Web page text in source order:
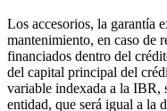
Los accesorios, la garantía
mantenimiento, en caso de
financiados dentro del
del capital principal del
variable indexada a la IBR,
entidad, que será igual a la